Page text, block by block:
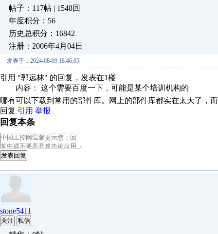
帖子：117帖 | 1548回
年度积分：56
历史总积分：16842
注册：2006年4月04日
发表于：2024-08-09 18:46:05
引用 "郭远林" 的回复，发表在1楼
内容： 这个需要百度一下，可能是某个培训机构的
哪有可以下载到常用的部件库。网上的部件库都实在太大了，
回复 引用 举报
回复本条
发表回复
stone5411
关注 私信